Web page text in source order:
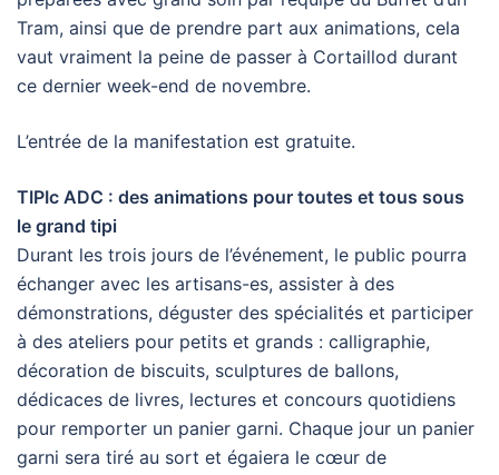
Tram, ainsi que de prendre part aux animations, cela
vaut vraiment la peine de passer à Cortaillod durant
ce dernier week-end de novembre.
L’entrée de la manifestation est gratuite.
TIPIc ADC : des animations pour toutes et tous sous
le grand tipi
Durant les trois jours de l’événement, le public pourra
échanger avec les artisans-es, assister à des
démonstrations, déguster des spécialités et participer
à des ateliers pour petits et grands : calligraphie,
décoration de biscuits, sculptures de ballons,
dédicaces de livres, lectures et concours quotidiens
pour remporter un panier garni. Chaque jour un panier
garni sera tiré au sort et égaiera le cœur de